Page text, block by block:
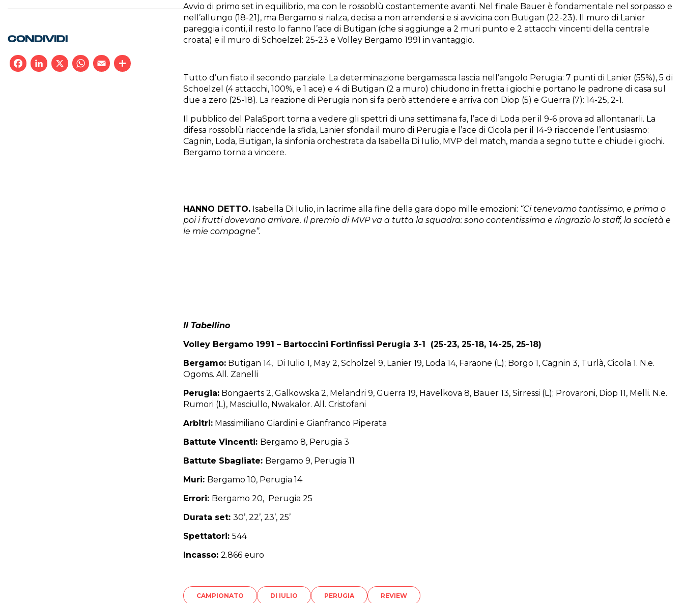
CONDIVIDI
Avvio di primo set in equilibrio, ma con le rossoblù costantemente avanti. Nel finale Bauer è fondamentale nel sorpasso e
nell’allungo (18-21), ma Bergamo si rialza, decisa a non arrendersi e si avvicina con Butigan (22-23). Il muro di Lanier
pareggia i conti, il resto lo fanno l’ace di Butigan (che si aggiunge a 2 muri punto e 2 attacchi vincenti della centrale
croata) e il muro di Schoelzel: 25-23 e Volley Bergamo 1991 in vantaggio.
Tutto d’un fiato il secondo parziale. La determinazione bergamasca lascia nell’angolo Perugia: 7 punti di Lanier (55%), 5 di
Schoelzel (4 attacchi, 100%, e 1 ace) e 4 di Butigan (2 a muro) chiudono in fretta i giochi e portano le padrone di casa sul
due a zero (25-18). La reazione di Perugia non si fa però attendere e arriva con Diop (5) e Guerra (7): 14-25, 2-1.
Il pubblico del PalaSport torna a vedere gli spettri di una settimana fa, l’ace di Loda per il 9-6 prova ad allontanarli. La
difesa rossoblù riaccende la sfida, Lanier sfonda il muro di Perugia e l’ace di Cicola per il 14-9 riaccende l’entusiasmo:
Cagnin, Loda, Butigan, la sinfonia orchestrata da Isabella Di Iulio, MVP del match, manda a segno tutte e chiude i giochi.
Bergamo torna a vincere.
HANNO DETTO. Isabella Di Iulio, in lacrime alla fine della gara dopo mille emozioni: “Ci tenevamo tantissimo, e prima o
poi i frutti dovevano arrivare. Il premio di MVP va a tutta la squadra: sono contentissima e ringrazio lo staff, la società e
le mie compagne”.
Il Tabellino
Volley Bergamo 1991 – Bartoccini Fortinfissi Perugia 3-1 (25-23, 25-18, 14-25, 25-18)
Bergamo: Butigan 14, Di Iulio 1, May 2, Schölzel 9, Lanier 19, Loda 14, Faraone (L); Borgo 1, Cagnin 3, Turlà, Cicola 1. N.e.
Ogoms. All. Zanelli
Perugia: Bongaerts 2, Galkowska 2, Melandri 9, Guerra 19, Havelkova 8, Bauer 13, Sirressi (L); Provaroni, Diop 11, Melli. N.e.
Rumori (L), Masciullo, Nwakalor. All. Cristofani
Arbitri: Massimiliano Giardini e Gianfranco Piperata
Battute Vincenti: Bergamo 8, Perugia 3
Battute Sbagliate: Bergamo 9, Perugia 11
Muri: Bergamo 10, Perugia 14
Errori: Bergamo 20, Perugia 25
Durata set: 30’, 22’, 23’, 25’
Spettatori: 544
Incasso: 2.866 euro
CAMPIONATO DI IULIO PERUGIA REVIEW